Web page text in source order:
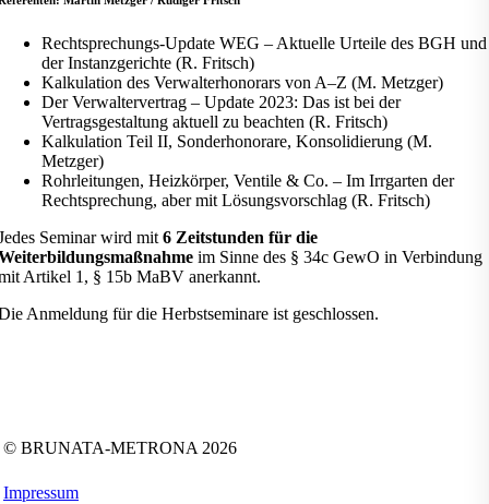
Rechtsprechungs-Update WEG – Aktuelle Urteile des BGH und
der Instanzgerichte (R. Fritsch)
Kalkulation des Verwalterhonorars von A–Z (M. Metzger)
Der Verwaltervertrag – Update 2023: Das ist bei der
Vertragsgestaltung aktuell zu beachten (R. Fritsch)
Kalkulation Teil II, Sonderhonorare, Konsolidierung (M.
Metzger)
Rohrleitungen, Heizkörper, Ventile & Co. – Im Irrgarten der
Rechtsprechung, aber mit Lösungsvorschlag (R. Fritsch)
Seminar wird mit 6 Zeitstunden für die
im Sinne des § 34c GewO in Verbindung
Artikel 1, § 15b MaBV anerkannt.
Anmeldung für die Herbstseminare ist geschlossen.
© BRUNATA-METRONA 2026
Impressum